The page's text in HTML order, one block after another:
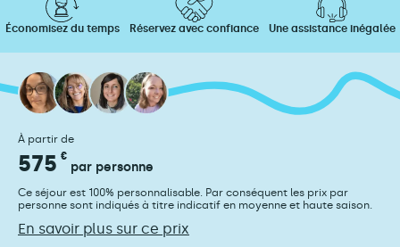
Économisez du temps Réservez avec confiance Une assistance inégalée
À partir de
575 €
par personne
Ce séjour est 100% personnalisable. Par conséquent les prix par
personne sont indiqués à titre indicatif en moyenne et haute saison.
En savoir plus sur ce prix